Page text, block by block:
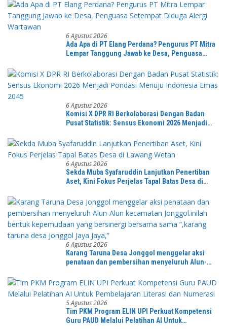
6 Agustus 2026
Ada Apa di PT Elang Perdana? Pengurus PT Mitra
Lempar Tanggung Jawab ke Desa, Penguasa
6 Agustus 2026
Komisi X DPR RI Berkolaborasi Dengan Badan
Pusat Statistik: Sensus Ekonomi 2026 Menjadi
6 Agustus 2026
Sekda Muba Syafaruddin Lanjutkan Penertiban
Aset, Kini Fokus Perjelas Tapal Batas Desa di
6 Agustus 2026
Karang Taruna Desa Jonggol menggelar aksi
penataan dan pembersihan menyeluruh Alun-
kepemudaan yang bersinergi bersama sama
“,karang taruna desa Jonggol Jaya Jaya,”
5 Agustus 2026
Tim PKM Program ELIN UPI Perkuat Kompetensi
Guru PAUD Melalui Pelatihan AI Untuk